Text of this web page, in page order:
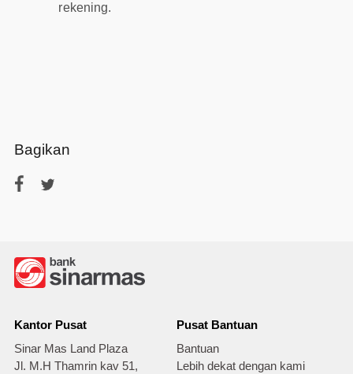
rekening.
Bagikan
Kantor Pusat
Sinar Mas Land Plaza
Jl. M.H Thamrin kav 51,
Pusat Bantuan
Bantuan
Lebih dekat dengan kami